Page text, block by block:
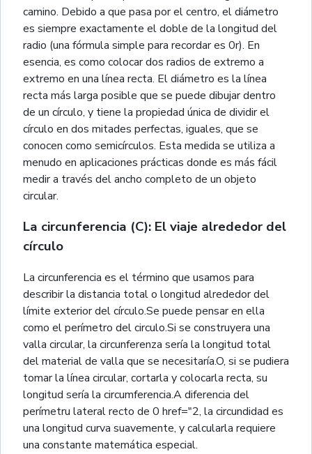
camino. Debido a que pasa por el centro, el diámetro
es siempre exactamente el doble de la longitud del
radio (una fórmula simple para recordar es 0r). En
esencia, es como colocar dos radios de extremo a
extremo en una línea recta. El diámetro es la línea
recta más larga posible que se puede dibujar dentro
de un círculo, y tiene la propiedad única de dividir el
círculo en dos mitades perfectas, iguales, que se
conocen como semicírculos. Esta medida se utiliza a
menudo en aplicaciones prácticas donde es más fácil
medir a través del ancho completo de un objeto
circular.
La circunferencia (C): El viaje alrededor del
círculo
La circunferencia es el término que usamos para
describir la distancia total o longitud alrededor del
límite exterior del círculo.Se puede pensar en ella
como el perímetro del circulo.Si se construyera una
valla circular, la circunferenza sería la longitud total
del material de valla que se necesitaría.O, si se pudiera
tomar la línea circular, cortarla y colocarla recta, su
longitud sería la circumferencia.A diferencia del
perímetru lateral recto de 0 href="2, la circundidad es
una longitud curva suavemente, y calcularla requiere
una constante matemática especial.